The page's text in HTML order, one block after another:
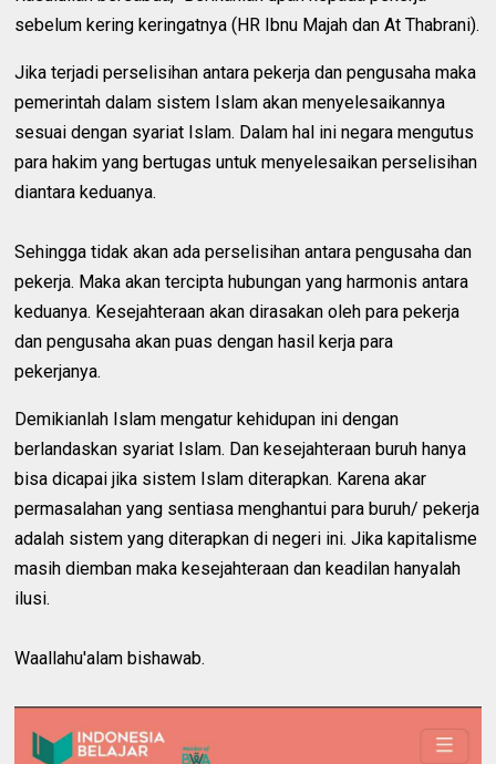
sebelum kering keringatnya (HR Ibnu Majah dan At Thabrani).
Jika terjadi perselisihan antara pekerja dan pengusaha maka
pemerintah dalam sistem Islam akan menyelesaikannya
sesuai dengan syariat Islam. Dalam hal ini negara mengutus
para hakim yang bertugas untuk menyelesaikan perselisihan
diantara keduanya.
Sehingga tidak akan ada perselisihan antara pengusaha dan
pekerja. Maka akan tercipta hubungan yang harmonis antara
keduanya. Kesejahteraan akan dirasakan oleh para pekerja
dan pengusaha akan puas dengan hasil kerja para
pekerjanya.
Demikianlah Islam mengatur kehidupan ini dengan
berlandaskan syariat Islam. Dan kesejahteraan buruh hanya
bisa dicapai jika sistem Islam diterapkan. Karena akar
permasalahan yang sentiasa menghantui para buruh/ pekerja
adalah sistem yang diterapkan di negeri ini. Jika kapitalisme
masih diemban maka kesejahteraan dan keadilan hanyalah
ilusi.
Waallahu'alam bishawab.